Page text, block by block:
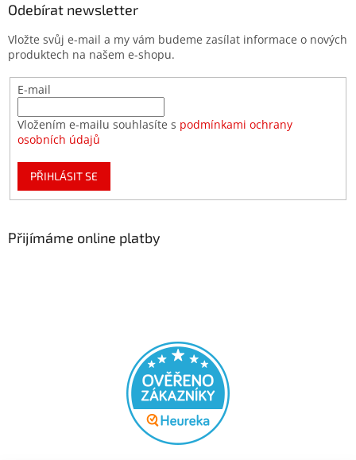
Odebírat newsletter
Vložte svůj e-mail a my vám budeme zasílat informace o nových
produktech na našem e-shopu.
E-mail
Vložením e-mailu souhlasíte s podmínkami ochrany
osobních údajů
PŘIHLÁSIT SE
Přijímáme online platby